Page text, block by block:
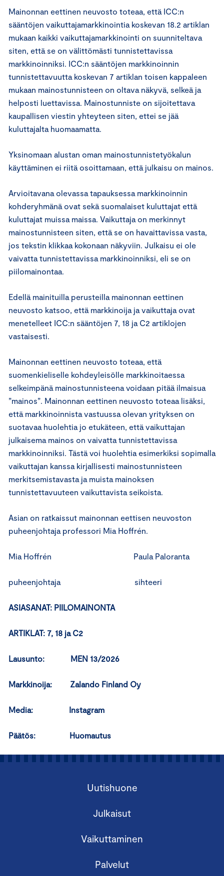
Mainonnan eettinen neuvosto toteaa, että ICC:n
sääntöjen vaikuttajamarkkinointia koskevan 18.2 artiklan
mukaan kaikki vaikuttajamarkkinointi on suunniteltava
siten, että se on välittömästi tunnistettavissa
markkinoinniksi. ICC:n sääntöjen markkinoinnin
tunnistettavuutta koskevan 7 artiklan toisen kappaleen
mukaan mainostunnisteen on oltava näkyvä, selkeä ja
helposti luettavissa. Mainostunniste on sijoitettava
kaupallisen viestin yhteyteen siten, ettei se jää
kuluttajalta huomaamatta.
Yksinomaan alustan oman mainostunnistetyökalun
käyttäminen ei riitä osoittamaan, että julkaisu on mainos.
Arvioitavana olevassa tapauksessa markkinoinnin
kohderyhmänä ovat sekä suomalaiset kuluttajat että
kuluttajat muissa maissa. Vaikuttaja on merkinnyt
mainostunnisteen siten, että se on havaittavissa vasta,
jos tekstin klikkaa kokonaan näkyviin. Julkaisu ei ole
vaivatta tunnistettavissa markkinoinniksi, eli se on
piilomainontaa.
Edellä mainituilla perusteilla mainonnan eettinen
neuvosto katsoo, että markkinoija ja vaikuttaja ovat
menetelleet ICC:n sääntöjen 7, 18 ja C2 artiklojen
vastaisesti.
Mainonnan eettinen neuvosto toteaa, että
suomenkieliselle kohdeyleisölle markkinoitaessa
selkeimpänä mainostunnisteena voidaan pitää ilmaisua
”mainos”. Mainonnan eettinen neuvosto toteaa lisäksi,
että markkinoinnista vastuussa olevan yrityksen on
suotavaa huolehtia jo etukäteen, että vaikuttajan
julkaisema mainos on vaivatta tunnistettavissa
markkinoinniksi. Tästä voi huolehtia esimerkiksi sopimalla
vaikuttajan kanssa kirjallisesti mainostunnisteen
merkitsemistavasta ja muista mainoksen
tunnistettavuuteen vaikuttavista seikoista.
Asian on ratkaissut mainonnan eettisen neuvoston
puheenjohtaja professori Mia Hoffrén.
Mia Hoffrén Paula Paloranta
puheenjohtaja sihteeri
ASIASANAT: PIILOMAINONTA
ARTIKLAT: 7, 18 ja C2
Lausunto: MEN 13/2026
Markkinoija: Zalando Finland Oy
Media: Instagram
Päätös: Huomautus
Uutishuone
Julkaisut
Vaikuttaminen
Palvelut